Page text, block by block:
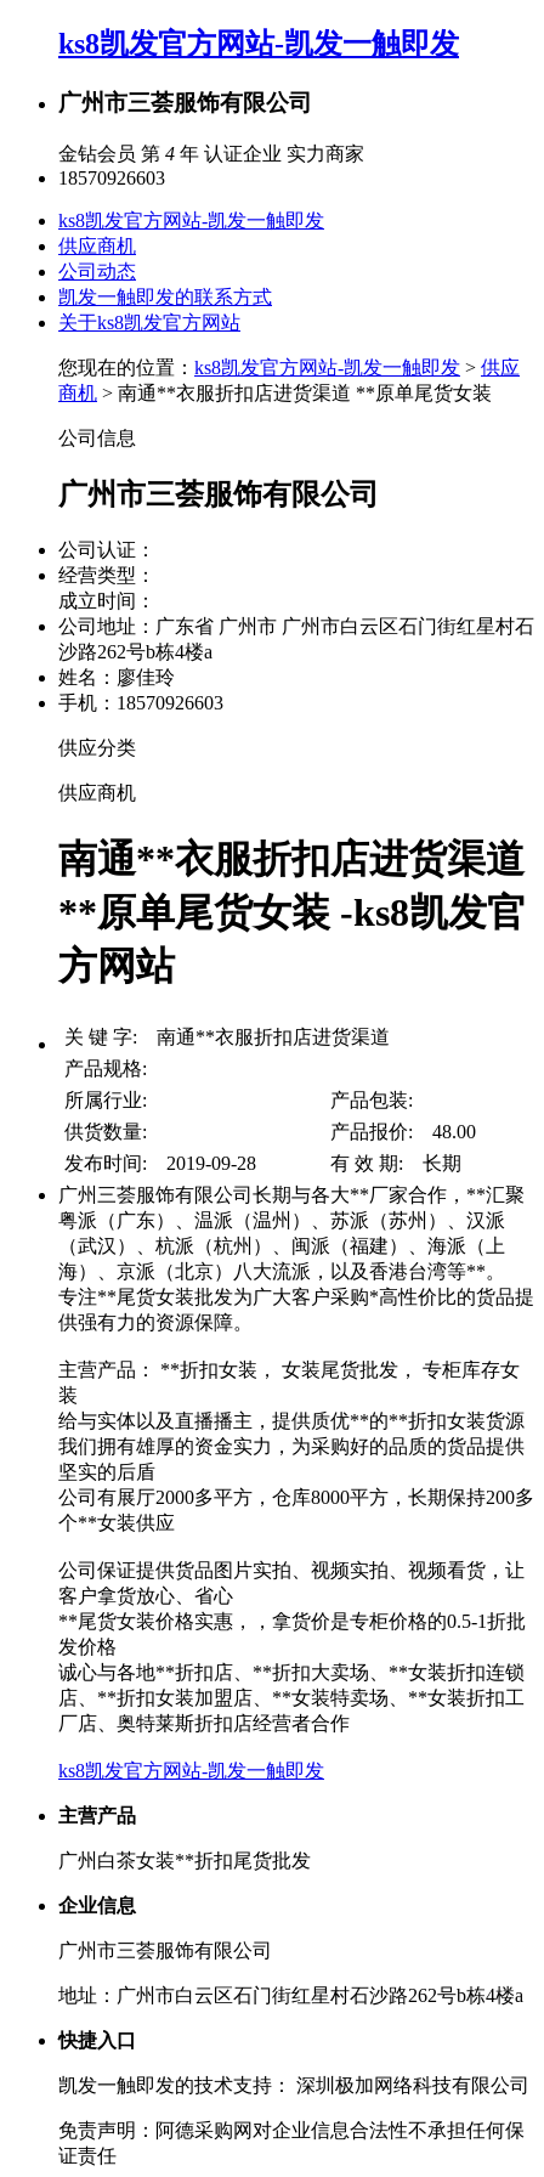
ks8凯发官方网站-凯发一触即发
广州市三荟服饰有限公司
金钻会员 第 4 年 认证企业 实力商家
18570926603
ks8凯发官方网站-凯发一触即发
供应商机
公司动态
凯发一触即发的联系方式
关于ks8凯发官方网站
您现在的位置： ks8凯发官方网站-凯发一触即发 > 供应
商机 > 南通**衣服折扣店进货渠道 **原单尾货女装
公司信息
广州市三荟服饰有限公司
公司认证：
经营类型：
成立时间：
公司地址： 广东省 广州市 广州市白云区石门街红星村石
沙路262号b栋4楼a
姓名：廖佳玲
手机：18570926603
供应分类
供应商机
南通**衣服折扣店进货渠道
**原单尾货女装 -ks8凯发官
方网站
关 键 字: 南通**衣服折扣店进货渠道
产品规格:
所属行业:
产品包装:
供货数量:
产品报价: 48.00
发布时间: 2019-09-28
有 效 期: 长期
广州三荟服饰有限公司长期与各大**厂家合作，**汇聚
粤派（广东）、温派（温州）、苏派（苏州）、汉派
（武汉）、杭派（杭州）、闽派（福建）、海派（上
海）、京派（北京）八大流派，以及香港台湾等**。
专注**尾货女装批发为广大客户采购*高性价比的货品提
供强有力的资源保障。
主营产品： **折扣女装， 女装尾货批发， 专柜库存女
装
给与实体以及直播播主，提供质优**的**折扣女装货源
我们拥有雄厚的资金实力，为采购好的品质的货品提供
坚实的后盾
公司有展厅2000多平方，仓库8000平方，长期保持200多
个**女装供应
公司保证提供货品图片实拍、视频实拍、视频看货，让
客户拿货放心、省心
**尾货女装价格实惠，，拿货价是专柜价格的0.5-1折批
发价格
诚心与各地**折扣店、**折扣大卖场、**女装折扣连锁
店、**折扣女装加盟店、**女装特卖场、**女装折扣工
厂店、奥特莱斯折扣店经营者合作
ks8凯发官方网站-凯发一触即发
主营产品
广州白茶女装**折扣尾货批发
企业信息
广州市三荟服饰有限公司
地址：广州市白云区石门街红星村石沙路262号b栋4楼a
快捷入口
凯发一触即发的技术支持： 深圳极加网络科技有限公司
免责声明：阿德采购网对企业信息合法性不承担任何保
证责任